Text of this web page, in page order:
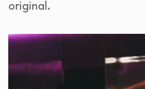
original.